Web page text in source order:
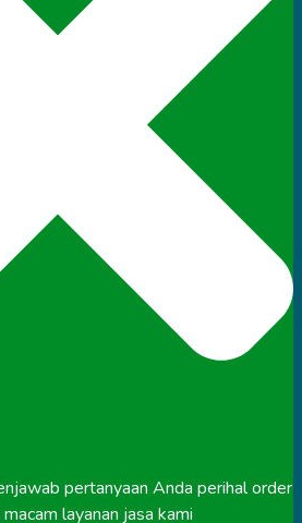
pertanyaan Anda perihal order
layanan jasa kami